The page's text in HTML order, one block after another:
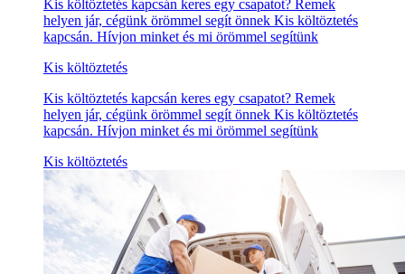
Kis költöztetés kapcsán keres egy csapatot? Remek
helyen jár, cégünk örömmel segít önnek Kis költöztetés
kapcsán. Hívjon minket és mi örömmel segítünk
Kis költöztetés
Kis költöztetés kapcsán keres egy csapatot? Remek
helyen jár, cégünk örömmel segít önnek Kis költöztetés
kapcsán. Hívjon minket és mi örömmel segítünk
Kis költöztetés